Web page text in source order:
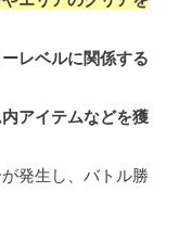
レベルに関係する
アイテムなどを獲
発生し、バトル勝